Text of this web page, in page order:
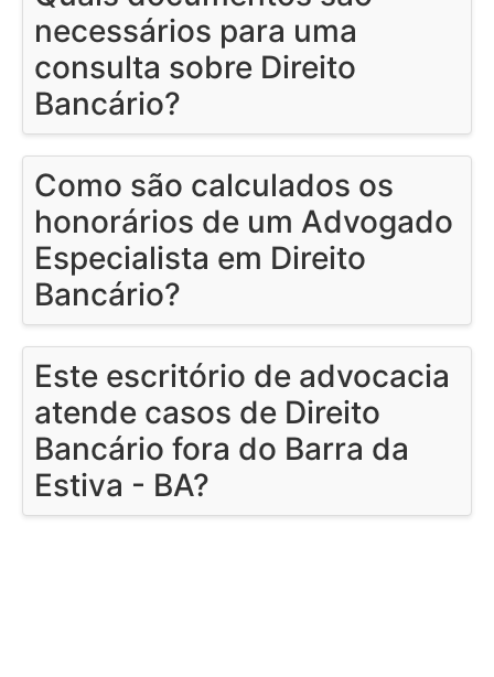
necessários para uma
consulta sobre Direito
Bancário?
Como são calculados os
honorários de um Advogado
Especialista em Direito
Bancário?
Este escritório de advocacia
atende casos de Direito
Bancário fora do Barra da
Estiva - BA?